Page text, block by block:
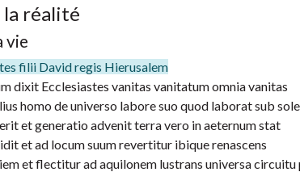
la réalité
vie
filii David regis Hierusalem
dixit Ecclesiastes vanitas vanitatum omnia vanitas
homo de universo labore suo quod laborat sub sole
et generatio advenit terra vero in aeternum stat
et ad locum suum revertitur ibique renascens
et flectitur ad aquilonem lustrans universa